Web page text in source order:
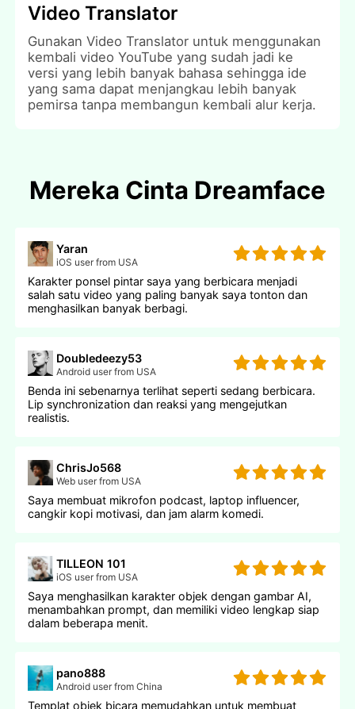
Video Translator
Gunakan Video Translator untuk menggunakan
kembali video YouTube yang sudah jadi ke
versi yang lebih banyak bahasa sehingga ide
yang sama dapat menjangkau lebih banyak
pemirsa tanpa membangun kembali alur kerja.
Mereka Cinta Dreamface
Yaran
iOS user from USA
Karakter ponsel pintar saya yang berbicara menjadi
salah satu video yang paling banyak saya tonton dan
menghasilkan banyak berbagi.
Doubledeezy53
Android user from USA
Benda ini sebenarnya terlihat seperti sedang berbicara.
Lip synchronization dan reaksi yang mengejutkan
realistis.
ChrisJo568
Web user from USA
Saya membuat mikrofon podcast, laptop influencer,
cangkir kopi motivasi, dan jam alarm komedi.
TILLEON 101
iOS user from USA
Saya menghasilkan karakter objek dengan gambar AI,
menambahkan prompt, dan memiliki video lengkap siap
dalam beberapa menit.
pano888
Android user from China
Templat objek bicara memudahkan untuk membuat